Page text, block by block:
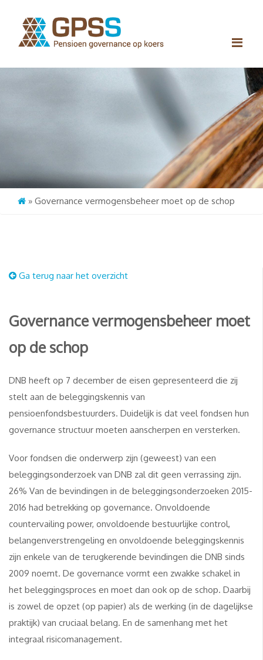
» Governance vermogensbeheer moet op de schop
Ga terug naar het overzicht
Governance vermogensbeheer moet
op de schop
DNB heeft op 7 december de eisen gepresenteerd die zij
stelt aan de beleggingskennis van
pensioenfondsbestuurders. Duidelijk is dat veel fondsen hun
governance structuur moeten aanscherpen en versterken.
Voor fondsen die onderwerp zijn (geweest) van een
beleggingsonderzoek van DNB zal dit geen verrassing zijn.
26% Van de bevindingen in de beleggingsonderzoeken 2015-
2016 had betrekking op governance. Onvoldoende
countervailing power, onvoldoende bestuurlijke control,
belangenverstrengeling en onvoldoende beleggingskennis
zijn enkele van de terugkerende bevindingen die DNB sinds
2009 noemt. De governance vormt een zwakke schakel in
het beleggingsproces en moet dan ook op de schop. Daarbij
is zowel de opzet (op papier) als de werking (in de dagelijkse
praktijk) van cruciaal belang. En de samenhang met het
integraal risicomanagement.